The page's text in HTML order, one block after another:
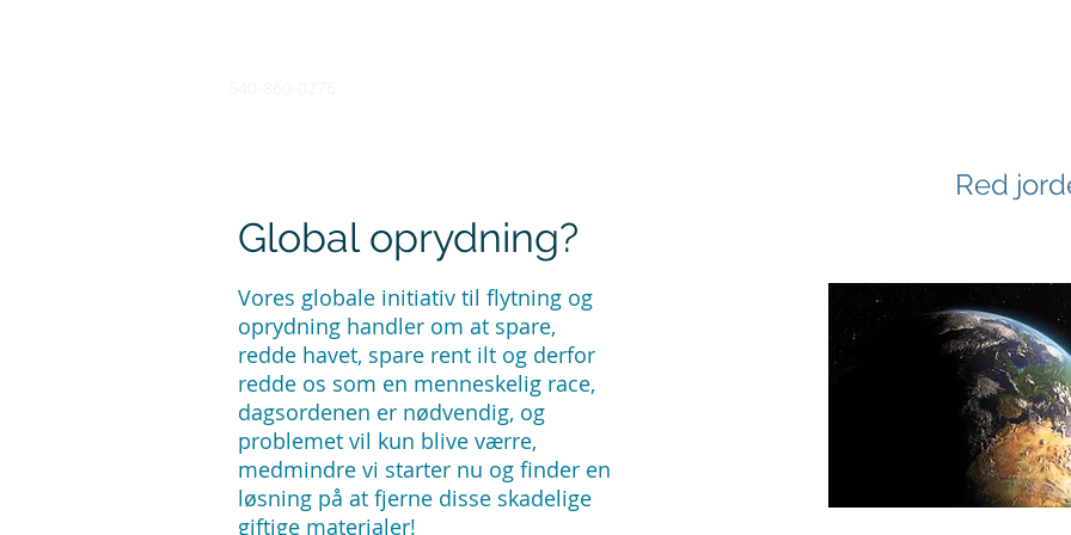
Red
Global oprydning?
Vores globale initiativ til flytning og
oprydning handler om at spare,
redde havet, spare rent ilt og derfor
redde os som en menneskelig race,
dagsordenen er nødvendig, og
problemet vil kun blive værre,
medmindre vi starter nu og finder en
løsning på at fjerne disse skadelige
giftige materialer!